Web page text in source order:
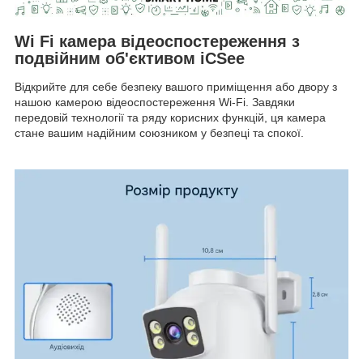
Wi Fi камера відеоспостереження з
подвійним об'єктивом iCSee
Відкрийте для себе безпеку вашого приміщення або двору з
нашою камерою відеоспостереження Wi-Fi. Завдяки
передовій технології та ряду корисних функцій, ця камера
стане вашим надійним союзником у безпеці та спокої.